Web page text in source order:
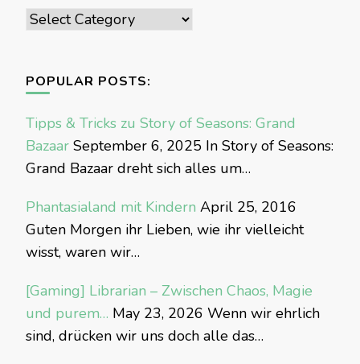
Categories
POPULAR POSTS:
Tipps & Tricks zu Story of Seasons: Grand
Bazaar September 6, 2025 In Story of Seasons:
Grand Bazaar dreht sich alles um…
Phantasialand mit Kindern April 25, 2016
Guten Morgen ihr Lieben, wie ihr vielleicht
wisst, waren wir…
[Gaming] Librarian – Zwischen Chaos, Magie
und purem… May 23, 2026 Wenn wir ehrlich
sind, drücken wir uns doch alle das…